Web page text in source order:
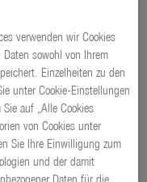
es: 1 Bild
verwenden wir Cookies
sowohl von Ihrem
Einzelheiten zu den
unter Cookie-Einstellungen
auf „Alle Cookies
von Cookies unter
Sie Ihre Einwilligung zum
und der damit